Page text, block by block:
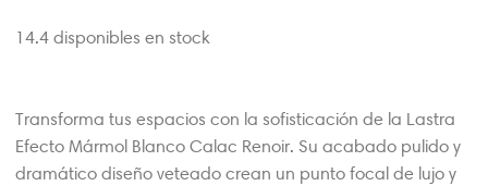
14.4 disponibles en stock
Transforma tus espacios con la sofisticación de la Lastra
Efecto Mármol Blanco Calac Renoir. Su acabado pulido y
dramático diseño veteado crean un punto focal de lujo y